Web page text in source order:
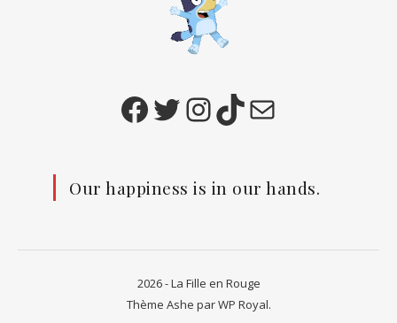
Facebook
TwitterInstagram
TikTokE-mail
Our happiness is in our hands.
2026 - La Fille en Rouge
Thème Ashe parWP Royal.